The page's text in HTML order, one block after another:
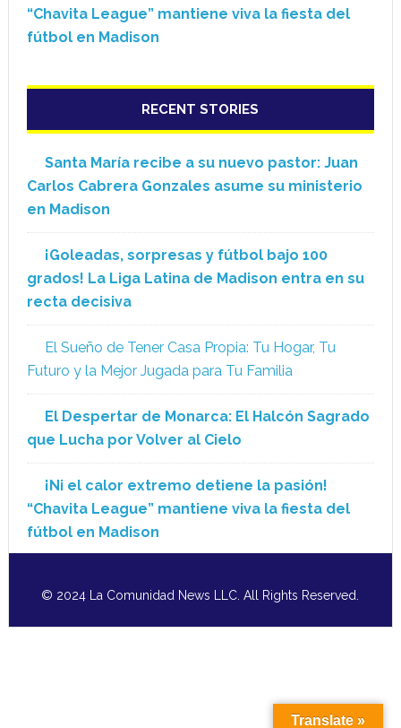
“Chavita League” mantiene viva la fiesta del
fútbol en Madison
RECENT STORIES
Santa María recibe a su nuevo pastor: Juan
Carlos Cabrera Gonzales asume su ministerio
en Madison
¡Goleadas, sorpresas y fútbol bajo 100
grados! La Liga Latina de Madison entra en su
recta decisiva
El Sueño de Tener Casa Propia: Tu Hogar, Tu
Futuro y la Mejor Jugada para Tu Familia
El Despertar de Monarca: El Halcón Sagrado
que Lucha por Volver al Cielo
¡Ni el calor extremo detiene la pasión!
“Chavita League” mantiene viva la fiesta del
fútbol en Madison
© 2024 La Comunidad News LLC. All Rights Reserved.
Translate »